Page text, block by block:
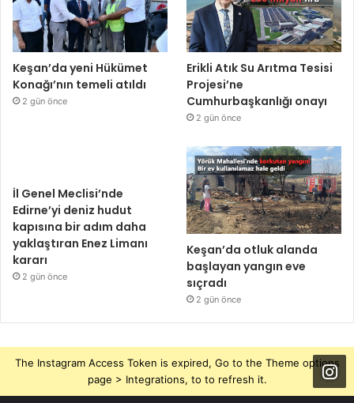
Keşan’da yeni Hükümet
Konağı’nın temeli atıldı
2 gün önce
Erikli Atık Su Arıtma Tesisi
Projesi’ne
Cumhurbaşkanlığı onayı
2 gün önce
İl Genel Meclisi’nde
Edirne’yi deniz hudut
kapısına bir adım daha
yaklaştıran Enez Limanı
kararı
2 gün önce
Keşan’da otluk alanda
başlayan yangın eve
sıçradı
2 gün önce
The Instagram Access Token is expired, Go to the Theme options
page > Integrations, to to refresh it.